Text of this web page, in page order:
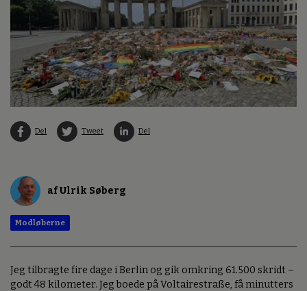
Del Tweet Del
af Ulrik Søberg
Modløberne
Jeg tilbragte fire dage i Berlin og gik omkring 61.500 skridt –
godt 48 kilometer. Jeg boede på Voltairestraße, få minutters